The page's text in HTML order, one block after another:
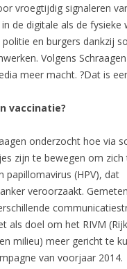
vroegtijdig signaleren
de digitale als de fysieke
en burgers dankzij
Volgens
meer macht. ?Dat is
vaccinatie?
onderzocht hoe via
zijn te bewegen om zich
papillomavirus (HPV), dat
veroorzaakt.
als doel om het RIVM
milieu) meer gericht te
van voorjaar 2014.